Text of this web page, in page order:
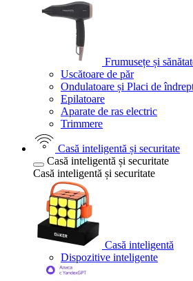
Frumusețe și
Uscătoare de păr
Ondulatoare și Placi de
Epilatoare
Aparate de ras electric
Trimmere
Casă inteligentă și securitate
Casă inteligentă și securitate
Casă inteligentă și securitate
Casă inteligentă
Dispozitive inteligente